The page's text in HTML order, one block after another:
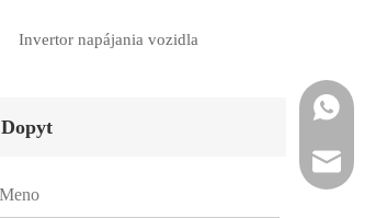
Invertor napájania vozidla
Dopyt
Whatsapp
Email